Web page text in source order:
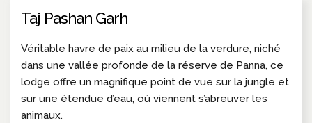
Taj Pashan Garh
Véritable havre de paix au milieu de la verdure, niché
dans une vallée profonde de la réserve de Panna, ce
lodge offre un magnifique point de vue sur la jungle et
sur une étendue d’eau, où viennent s’abreuver les
animaux.